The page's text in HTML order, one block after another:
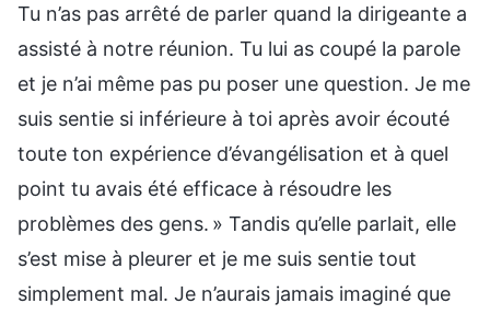
Tu n’as pas arrêté de parler quand la dirigeante a
assisté à notre réunion. Tu lui as coupé la parole
et je n’ai même pas pu poser une question. Je me
suis sentie si inférieure à toi après avoir écouté
toute ton expérience d’évangélisation et à quel
point tu avais été efficace à résoudre les
problèmes des gens. » Tandis qu’elle parlait, elle
s’est mise à pleurer et je me suis sentie tout
simplement mal. Je n’aurais jamais imaginé que